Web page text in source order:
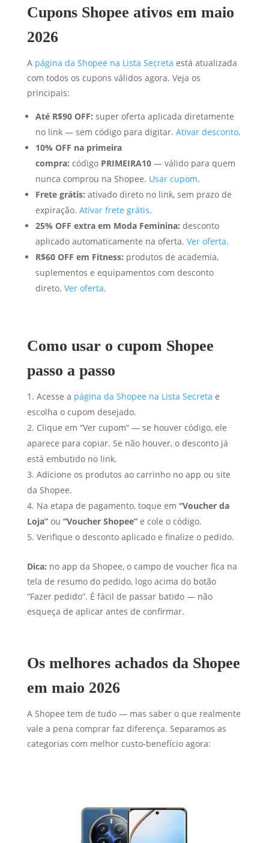
Cupons Shopee ativos em maio
2026
A página da Shopee na Lista Secreta está atualizada
com todos os cupons válidos agora. Veja os
principais:
Até R$90 OFF: super oferta aplicada diretamente
no link — sem código para digitar. Ativar desconto.
10% OFF na primeira
compra: código PRIMEIRA10— válido para quem
nunca comprou na Shopee. Usar cupom.
Frete grátis: ativado direto no link, sem prazo de
expiração. Ativar frete grátis.
25% OFF extra em Moda Feminina: desconto
aplicado automaticamente na oferta. Ver oferta.
R$60 OFF em Fitness: produtos de academia,
suplementos e equipamentos com desconto
direto. Ver oferta.
Como usar o cupom Shopee
passo a passo
Acesse a página da Shopee na Lista Secreta e
escolha o cupom desejado.
Clique em “Ver cupom” — se houver código, ele
aparece para copiar. Se não houver, o desconto já
está embutido no link.
Adicione os produtos ao carrinho no app ou site
da Shopee.
Na etapa de pagamento, toque em “Voucher da
Loja”ou “Voucher Shopee”e cole o código.
Verifique o desconto aplicado e finalize o pedido.
Dica: no app da Shopee, o campo de voucher fica na
tela de resumo do pedido, logo acima do botão
“Fazer pedido”. É fácil de passar batido — não
esqueça de aplicar antes de confirmar.
Os melhores achados da Shopee
em maio 2026
A Shopee tem de tudo — mas saber o que realmente
vale a pena comprar faz diferença. Separamos as
categorias com melhor custo-benefício agora: